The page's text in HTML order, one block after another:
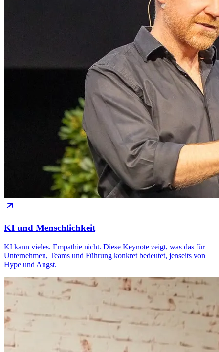
KI und Menschlichkeit
KI kann vieles. Empathie nicht. Diese Keynote zeigt, was das für
Unternehmen, Teams und Führung konkret bedeutet, jenseits von
Hype und Angst.